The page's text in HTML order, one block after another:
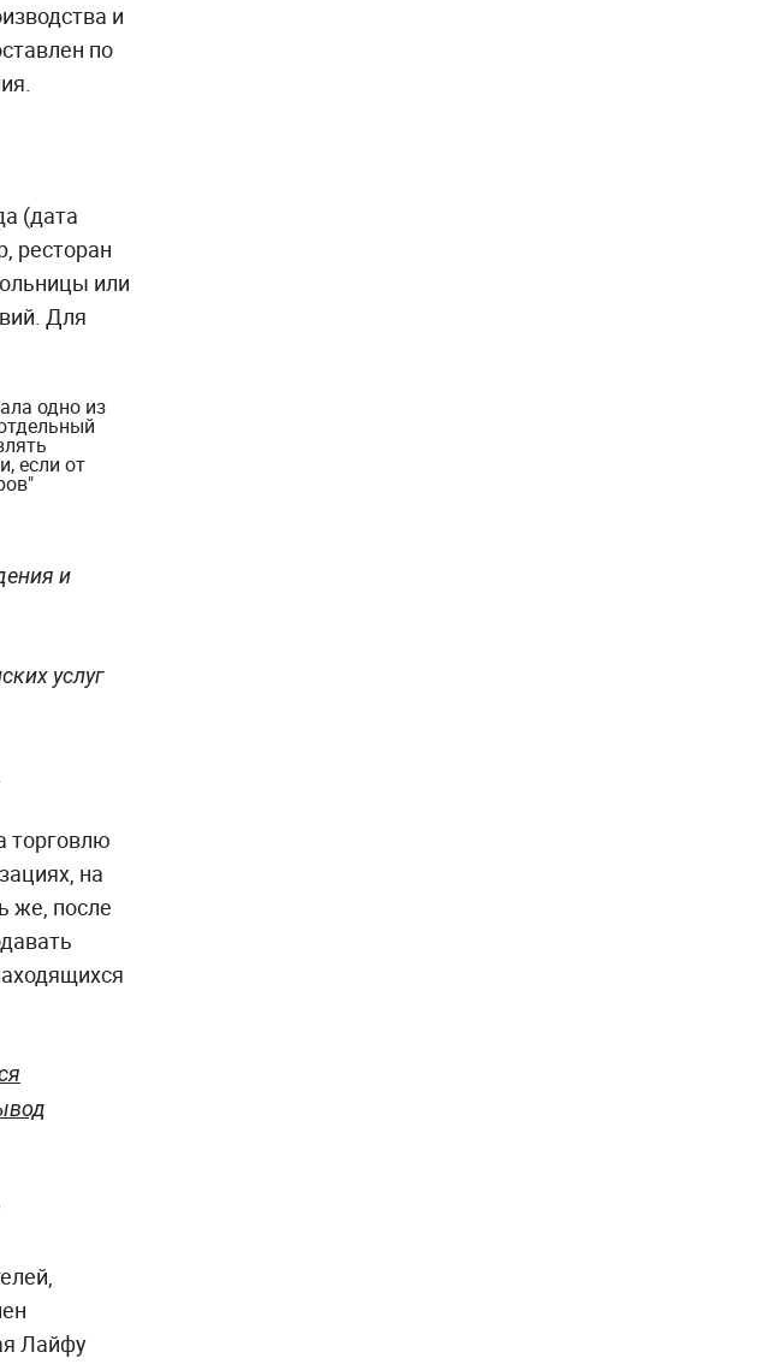
и
по
(дата
ресторан
или
Для
одно из
если от
и
услуг
торговлю
на
же, после
Лайфу